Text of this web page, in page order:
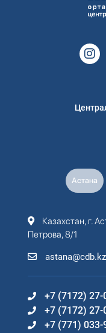
Астана
Казахстан, г.
Петрова, 8/1
astana@cdb.kz
+7 (7172) 27-
+7 (7172) 27-
+7 (771) 033-